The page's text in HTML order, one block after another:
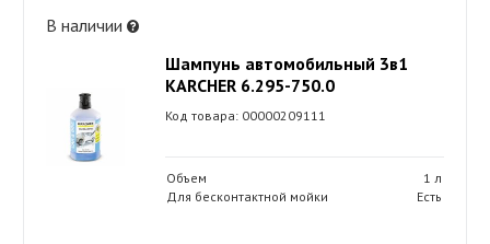
В наличии
Шампунь автомобильный 3в1
KARСHER 6.295-750.0
Код товара: 00000209111
Объем
1 л
Для бесконтактной мойки
Есть